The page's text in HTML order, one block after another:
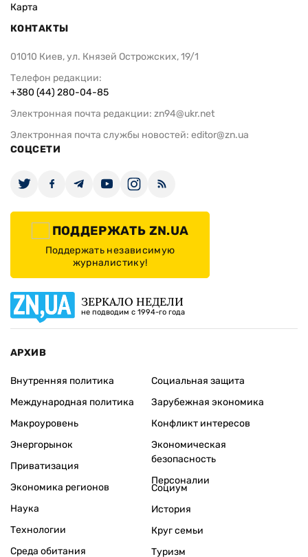
Карта
КОНТАКТЫ
01010 Киев, ул. Князей Острожских, 19/1
Телефон редакции:
+380 (44) 280-04-85
Электронная почта редакции: zn94@ukr.net
Электронная почта службы новостей: editor@zn.ua
СОЦСЕТИ
ПОДДЕРЖАТЬ ZN.UA
Поддержать независимую
журналистику!
ЗЕРКАЛО НЕДЕЛИ
не подводим с 1994-го года
АРХИВ
Внутренняя политика
Международная политика
Макроуровень
Энергорынок
Приватизация
Экономика регионов
Социальная защита
Зарубежная экономика
Конфликт интересов
Экономическая
безопасность
Персоналии
Наука
Технологии
Среда обитания
Социум
История
Круг семьи
Туризм